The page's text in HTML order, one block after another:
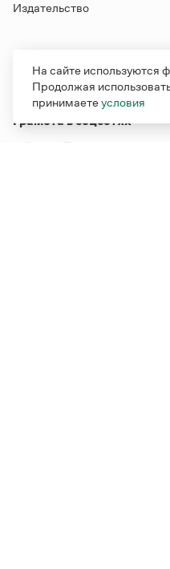
Издательство
Грамота в соцсетях
На сайте используются
Продолжая
принимаетеусловия